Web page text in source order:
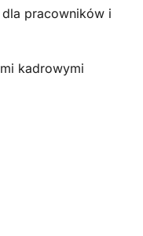
pracowników i
kadrowymi